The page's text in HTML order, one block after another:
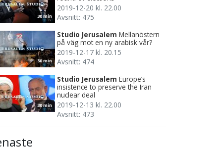
30 min
2019-12-20 kl. 22.00
Avsnitt: 475
30 min
Studio Jerusalem Mellanöstern
på väg mot en ny arabisk vår?
2019-12-17 kl. 20.15
Avsnitt: 474
30 min
Studio Jerusalem Europe’s
insistence to preserve the Iran
nuclear deal
2019-12-13 kl. 22.00
Avsnitt: 473